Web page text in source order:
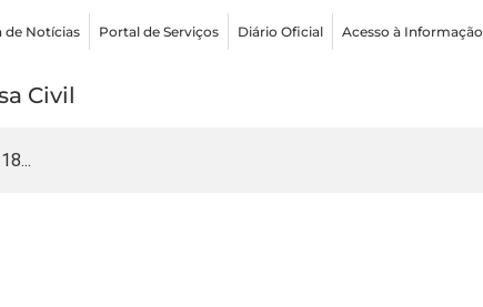
de Notícias Portal de Serviços Diário Oficial Acesso à Informação
Civil